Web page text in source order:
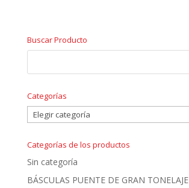
Buscar Producto
Categorías
Categorías
Categorías de los productos
Sin categoría
BÁSCULAS PUENTE DE GRAN TONELAJE